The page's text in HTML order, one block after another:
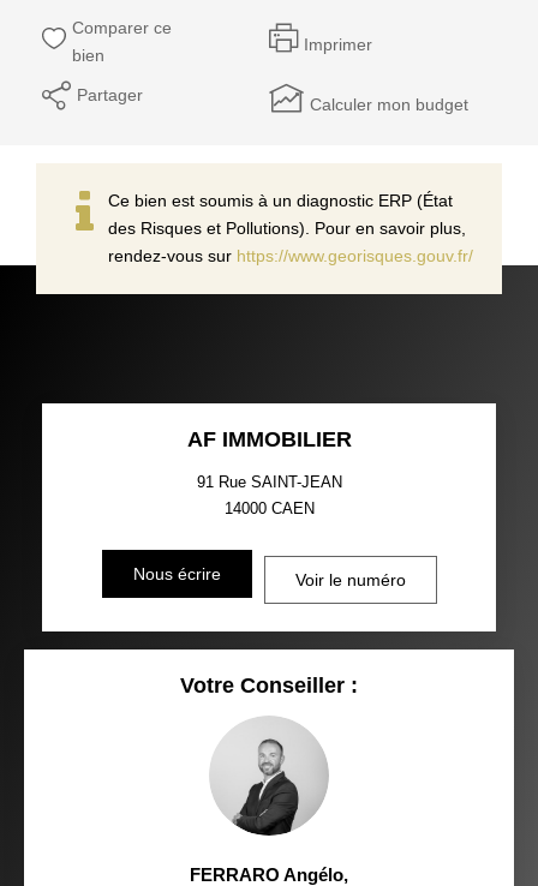
Comparer ce
bien
Imprimer
Partager Calculer mon budget
Ce bien est soumis à un diagnostic ERP (État
des Risques et Pollutions). Pour en savoir plus,
rendez-vous sur https://www.georisques.gouv.fr/
AF IMMOBILIER
91 Rue SAINT-JEAN
14000 CAEN
Nous écrire Voir le numéro
Votre Conseiller :
FERRARO Angélo,